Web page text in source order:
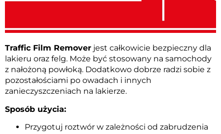
Traffic Film Remover jest całkowicie bezpieczny dla
lakieru oraz felg. Może być stosowany na samochody
z nałożoną powłoką. Dodatkowo dobrze radzi sobie z
pozostałościami po owadach i innych
zanieczyszczeniach na lakierze.
Sposób użycia:
Przygotuj roztwór w zależności od zabrudzenia